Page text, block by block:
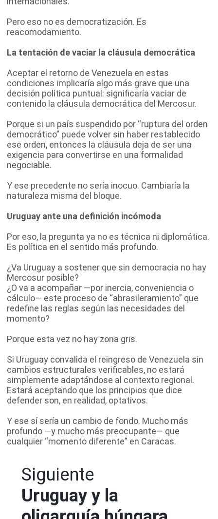
Pero eso no es democratización. Es
reacomodamiento.
La tentación de vaciar la cláusula democrática
Aceptar el retorno de Venezuela en estas
condiciones implicaría algo más grave que una
decisión política puntual: significaría vaciar de
contenido la cláusula democrática del Mercosur.
Porque si un país suspendido por “ruptura del orden
democrático” puede volver sin haber restablecido
ese orden, entonces la cláusula deja de ser una
exigencia para convertirse en una formalidad
negociable.
Y ese precedente no sería inocuo. Cambiaría la
naturaleza misma del bloque.
Uruguay ante una definición incómoda
Por eso, la pregunta ya no es técnica ni diplomática.
Es política en el sentido más profundo.
¿Va Uruguay a sostener que sin democracia no hay
Mercosur posible?
¿O va a acompañar —por inercia, conveniencia o
cálculo— este proceso de “abrasileramiento” que
redefine las reglas según las necesidades del
momento?
Porque esta vez no hay zona gris.
Si Uruguay convalida el reingreso de Venezuela sin
cambios estructurales verificables, no estará
simplemente adaptándose al contexto regional.
Estará aceptando que los principios que dice
defender son, en realidad, optativos.
Y ese sí sería un cambio de fondo. Mucho más
profundo —y mucho más preocupante— que
cualquier “momento diferente” en Caracas.
Siguiente
Uruguay y la